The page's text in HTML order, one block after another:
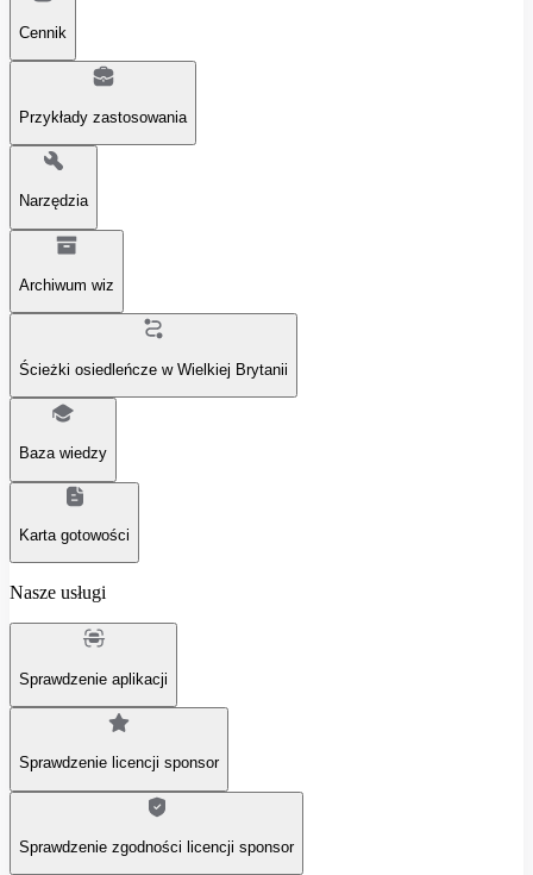
Cennik
Przykłady zastosowania
Narzędzia
Archiwum wiz
Ścieżki osiedleńcze w Wielkiej Brytanii
Baza wiedzy
Karta gotowości
Nasze usługi
Sprawdzenie aplikacji
Sprawdzenie licencji sponsor
Sprawdzenie zgodności licencji sponsor